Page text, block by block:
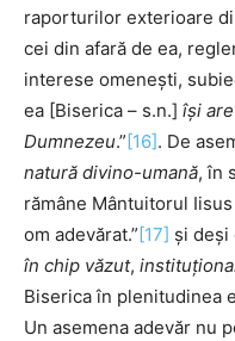
raporturilor exterioare
cei din afară de ea,
interese omenești,
ea [Biserica – s.n.] își
Dumnezeu.” [16]. De
natură divino-umană, în
rămâne Mântuitorul
om adevărat.” [17] și deși
în chip văzut,
Biserica în plenitudinea
Un asemena adevăr nu